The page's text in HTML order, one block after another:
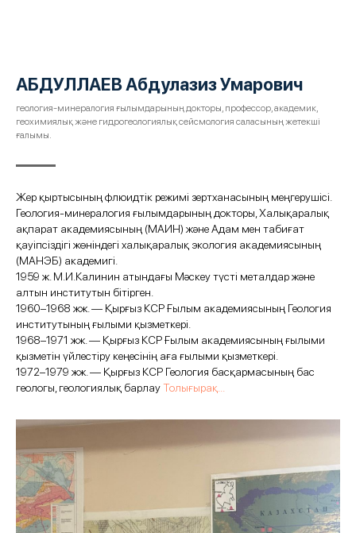
АБДУЛЛАЕВ Абдулазиз Умарович
геология-минералогия ғылымдарының докторы, профессор, академик,
геохимиялық және гидрогеологиялық сейсмология саласының жетекші
ғалымы.
Жер қыртысының флюидтік режимі зертханасының меңгерушісі.
Геология-минералогия ғылымдарының докторы, Халықаралық
ақпарат академиясының (МАИН) және Адам мен табиғат
қауіпсіздігі жөніндегі халықаралық экология академиясының
(МАНЭБ) академигі.
1959 ж. М.И.Калинин атындағы Мәскеу түсті металдар және
алтын институтын бітірген.
1960–1968 жж. — Қырғыз КСР Ғылым академиясының Геология
институтының ғылыми қызметкері.
1968–1971 жж. — Қырғыз КСР Ғылым академиясының ғылыми
қызметін үйлестіру кеңесінің аға ғылыми қызметкері.
1972–1979 жж. — Қырғыз КСР Геология басқармасының бас
геологы, геологиялық барлауТолығырақ...